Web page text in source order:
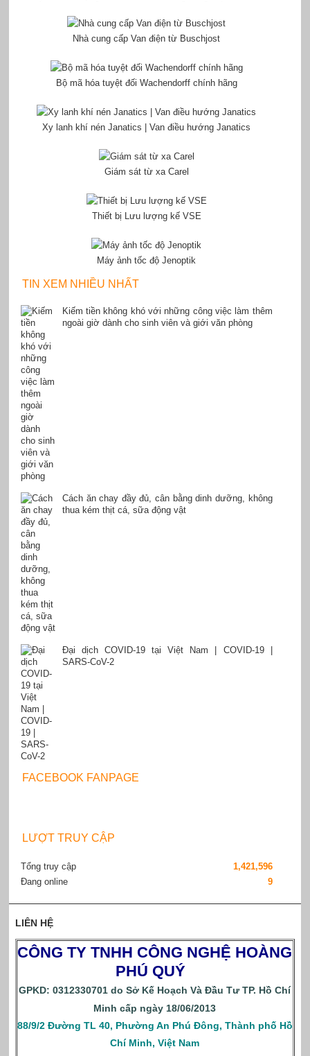
Nhà cung cấp Van điện từ Buschjost
Bộ mã hóa tuyệt đối Wachendorff chính hãng
Xy lanh khí nén Janatics | Van điều hướng Janatics
Giám sát từ xa Carel
Thiết bị Lưu lượng kế VSE
Máy ảnh tốc độ Jenoptik
TIN XEM NHIỀU NHẤT
Kiếm tiền không khó với những công việc làm thêm
ngoài giờ dành cho sinh viên và giới văn phòng
Cách ăn chay đầy đủ, cân bằng dinh dưỡng, không
thua kém thịt cá, sữa động vật
Đại dịch COVID-19 tại Việt Nam | COVID-19 |
SARS-CoV-2
FACEBOOK FANPAGE
LƯỢT TRUY CẬP
Tổng truy cập
1,421,596
Đang online
9
LIÊN HỆ
CÔNG TY TNHH CÔNG NGHỆ HOÀNG
PHÚ QUÝ
GPKD: 0312330701 do Sở Kế Hoạch Và Đầu Tư TP. Hồ Chí
Minh cấp ngày 18/06/2013
88/9/2 Đường TL 40, Phường An Phú Đông, Thành phố Hồ
Chí Minh, Việt Nam